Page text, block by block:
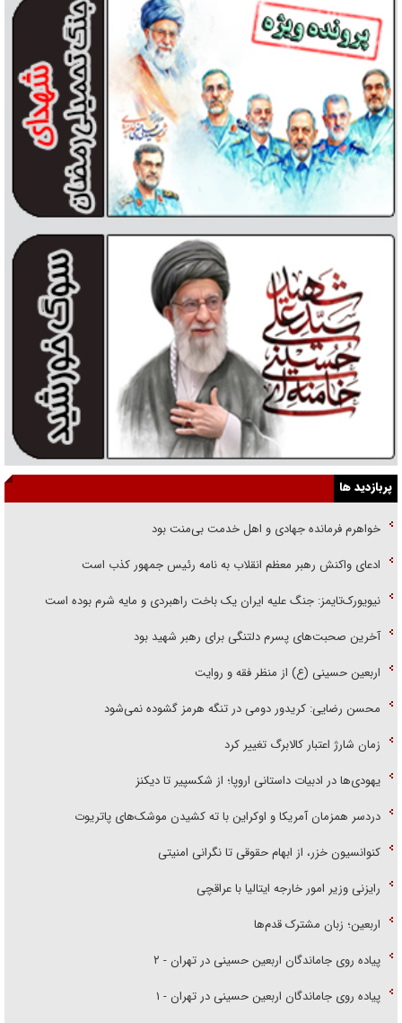
پربازدید ها
خواهرم فرمانده جهادی و اهل خدمت بی‌منت بود
ادعای واکنش رهبر معظم انقلاب به نامه رئیس جمهور کذب است
نیویورک‌تایمز: جنگ علیه ایران یک باخت راهبردی و مایه شرم بوده است
آخرین صحبت‌های پسرم دلتنگی برای رهبر شهید بود
اربعین حسینی (ع) از منظر فقه و روایت
محسن رضایی: کریدور دومی در تنگه هرمز گشوده نمی‌شود
زمان شارژ اعتبار کالابرگ تغییر کرد
یهودی‌ها در ادبیات داستانی اروپا؛ از شکسپیر تا دیکنز
دردسر همزمان آمریکا و اوکراین با ته کشیدن موشک‌های پاتریوت
کنوانسیون خزر، از ابهام حقوقی تا نگرانی امنیتی
رایزنی وزیر امور خارجه ایتالیا با عراقچی
اربعین؛ زبان مشترک قدم‌ها
پیاده روی جاماندگان اربعین حسینی در تهران - ۲
پیاده روی جاماندگان اربعین حسینی در تهران - ۱